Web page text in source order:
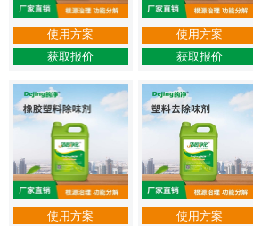
使用方案
获取报价
使用方案
获取报价
使用方案
使用方案